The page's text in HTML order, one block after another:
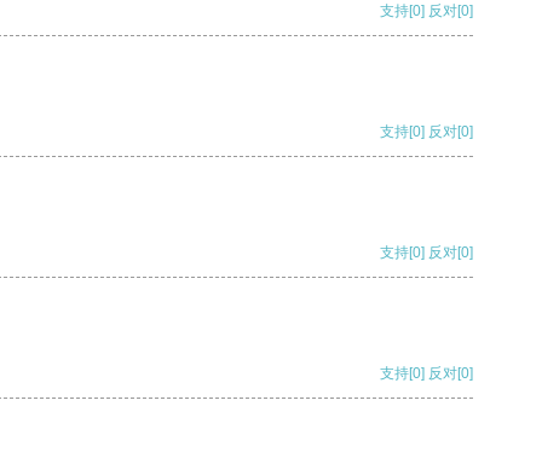
支持[0] 反对[0]
支持[0] 反对[0]
支持[0] 反对[0]
支持[0] 反对[0]